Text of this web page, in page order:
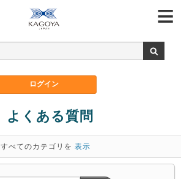
よくある質問
すべてのカテゴリを 表示